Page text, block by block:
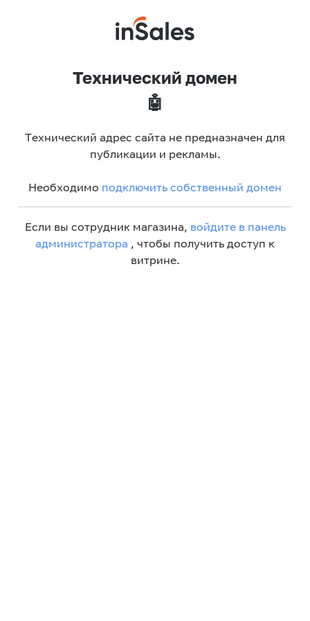
Технический домен
🤖
Технический адрес сайта не предназначен для
публикации и рекламы.
Необходимо подключить собственный домен
Если вы сотрудник магазина, войдите в панель
администратора , чтобы получить доступ к
витрине.